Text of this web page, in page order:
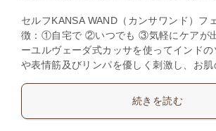
セルフKANSA WAND（カンサワンド）フ
徴：①自宅で ②いつでも ③気軽にケアが
ーユルヴェーダ式カッサを使ってインドの
や表情筋及びリンパを優しく刺激し、お
続きを読む